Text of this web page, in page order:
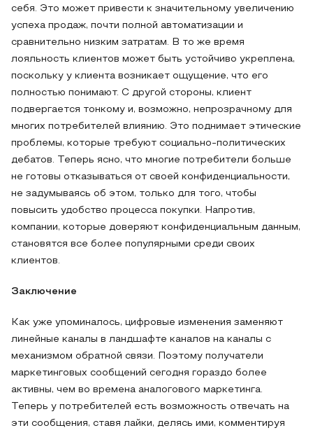
себя. Это может привести к значительному увеличению
успеха продаж, почти полной автоматизации и
сравнительно низким затратам. В то же время
лояльность клиентов может быть устойчиво укреплена,
поскольку у клиента возникает ощущение, что его
полностью понимают. С другой стороны, клиент
подвергается тонкому и, возможно, непрозрачному для
многих потребителей влиянию. Это поднимает этические
проблемы, которые требуют социально-политических
дебатов. Теперь ясно, что многие потребители больше
не готовы отказываться от своей конфиденциальности,
не задумываясь об этом, только для того, чтобы
повысить удобство процесса покупки. Напротив,
компании, которые доверяют конфиденциальным данным,
становятся все более популярными среди своих
клиентов.
Заключение
Как уже упоминалось, цифровые изменения заменяют
линейные каналы в ландшафте каналов на каналы с
механизмом обратной связи. Поэтому получатели
маркетинговых сообщений сегодня гораздо более
активны, чем во времена аналогового маркетинга.
Теперь у потребителей есть возможность отвечать на
эти сообщения, ставя лайки, делясь ими, комментируя